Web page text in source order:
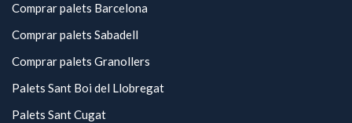
Comprar palets Barcelona
Comprar palets Sabadell
Comprar palets Granollers
Palets Sant Boi del Llobregat
Palets Sant Cugat